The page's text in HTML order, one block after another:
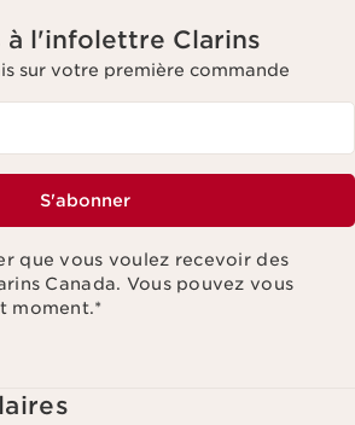
à l'infolettre Clarins
sur votre première commande
S'abonner
que vous voulez recevoir des
Canada. Vous pouvez vous
moment.*